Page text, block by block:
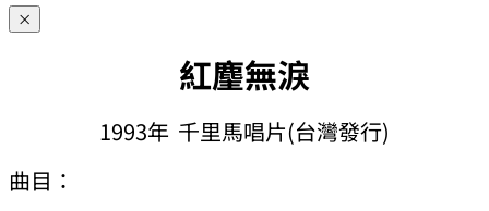
×
紅麈無淚
1993年 千里馬唱片(台灣發行)
曲目：